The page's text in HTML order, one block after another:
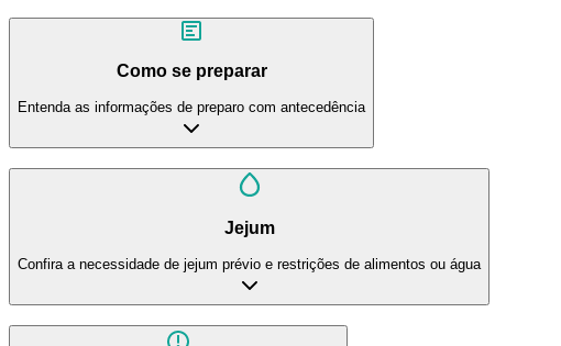
Como se preparar
Entenda as informações de preparo com antecedência
Jejum
Confira a necessidade de jejum prévio e restrições de alimentos ou água